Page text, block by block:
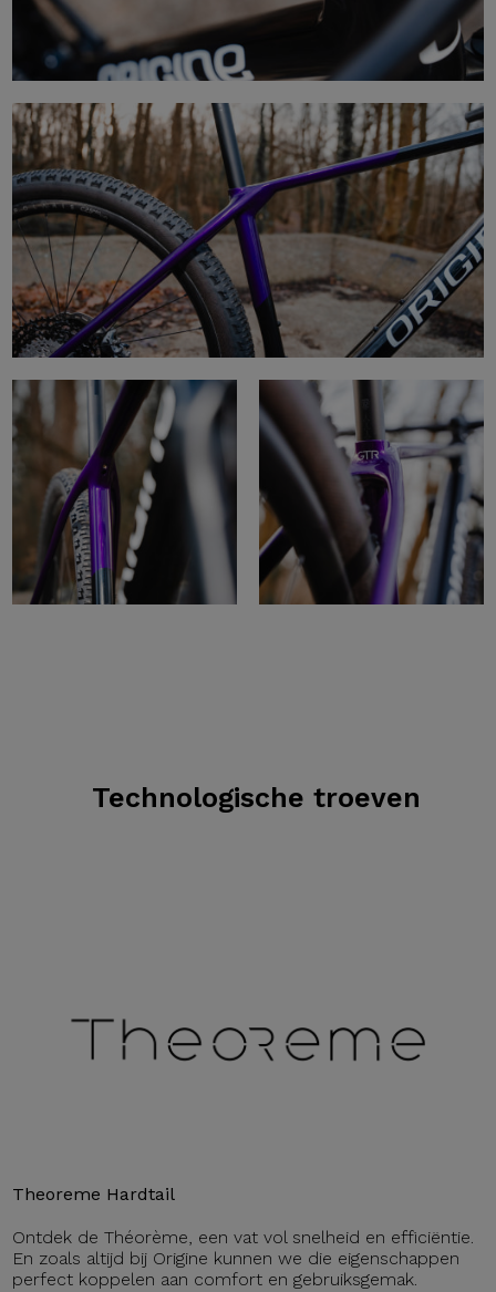
Technologische troeven
Theoreme Hardtail
Ontdek de Théorème, een vat vol snelheid en efficiëntie.
En zoals altijd bij Origine kunnen we die eigenschappen
perfect koppelen aan comfort en gebruiksgemak.